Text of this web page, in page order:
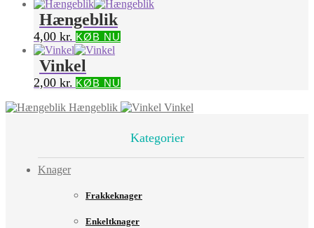
Hængeblik
4,00 kr. KØB NU
Vinkel
2,00 kr. KØB NU
Hængeblik Vinkel
Kategorier
Knager
Frakkeknager
Enkeltknager